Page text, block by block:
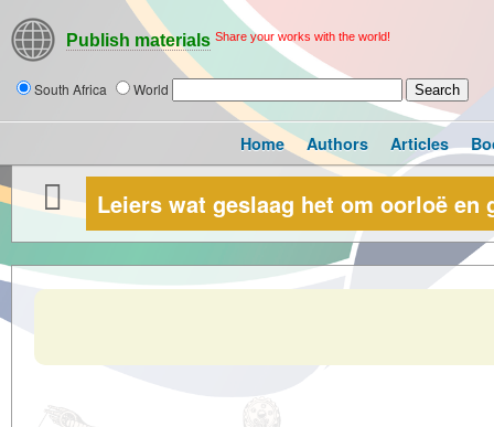
Publish materials Share your works with the world!
South Africa World
Home Authors Articles
Leiers wat geslaag het om oorloë en